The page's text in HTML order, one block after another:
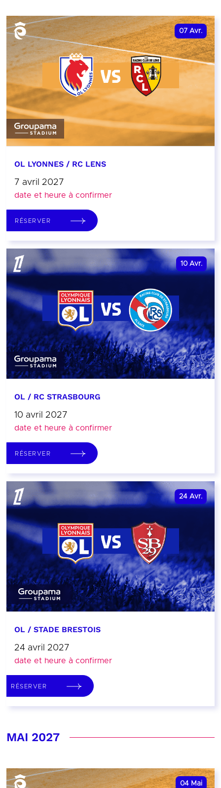
07 Avr.
OL LYONNES / RC LENS
7 avril 2027
date et heure à confirmer
RÉSERVER
10 Avr.
OL / RC STRASBOURG
10 avril 2027
date et heure à confirmer
RÉSERVER
24 Avr.
OL / STADE BRESTOIS
24 avril 2027
date et heure à confirmer
RÉSERVER
MAI 2027
04 Mai